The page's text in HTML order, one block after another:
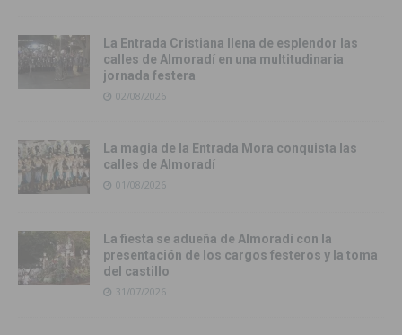
La Entrada Cristiana llena de esplendor las
calles de Almoradí en una multitudinaria
jornada festera
02/08/2026
La magia de la Entrada Mora conquista las
calles de Almoradí
01/08/2026
La fiesta se adueña de Almoradí con la
presentación de los cargos festeros y la toma
del castillo
31/07/2026